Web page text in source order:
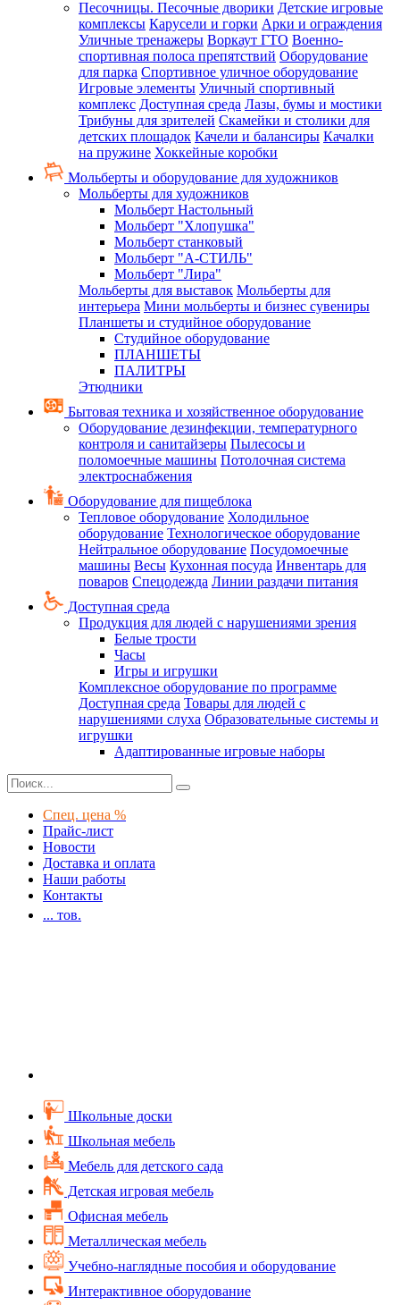
Песочницы. Песочные дворики Детские игровые
комплексы Карусели и горки Арки и ограждения
Уличные тренажеры Воркаут ГТО Военно-
спортивная полоса препятствий Оборудование
для парка Спортивное уличное оборудование
Игровые элементы Уличный спортивный
комплекс Доступная среда Лазы, бумы и мостики
Трибуны для зрителей Скамейки и столики для
детских площадок Качели и балансиры Качалки
на пружине Хоккейные коробки
Мольберты и оборудование для художников
Мольберты для художников
Мольберт Настольный
Мольберт "Хлопушка"
Мольберт станковый
Мольберт "А-СТИЛЬ"
Мольберт "Лира"
Мольберты для выставок Мольберты для
интерьера Мини мольберты и бизнес сувениры
Планшеты и студийное оборудование
Студийное оборудование
ПЛАНШЕТЫ
ПАЛИТРЫ
Этюдники
Бытовая техника и хозяйственное оборудование
Оборудование дезинфекции, температурного
контроля и санитайзеры Пылесосы и
поломоечные машины Потолочная система
электроснабжения
Оборудование для пищеблока
Тепловое оборудование Холодильное
оборудование Технологическое оборудование
Нейтральное оборудование Посудомоечные
машины Весы Кухонная посуда Инвентарь для
поваров Спецодежда Линии раздачи питания
Доступная среда
Продукция для людей с нарушениями зрения
Белые трости
Часы
Игры и игрушки
Комплексное оборудование по программе
Доступная среда Товары для людей с
нарушениями слуха Образовательные системы и
игрушки
Адаптированные игровые наборы
Спец. цена %
Прайс-лист
Новости
Доставка и оплата
Наши работы
Контакты
... тов.
Школьные доски
Школьная мебель
Мебель для детского сада
Детская игровая мебель
Офисная мебель
Металлическая мебель
Учебно-наглядные пособия и оборудование
Интерактивное оборудование